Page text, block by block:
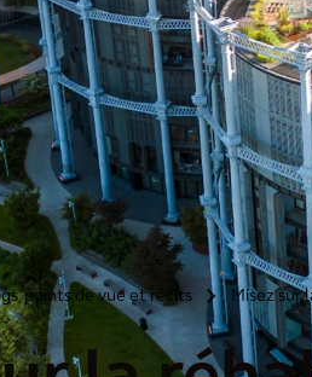
points de vue et récits > Misez sur